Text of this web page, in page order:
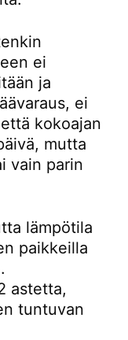
ei
ja
ei
kokoajan
mutta
vain parin
lämpötila
paikkeilla
astetta,
tuntuvan